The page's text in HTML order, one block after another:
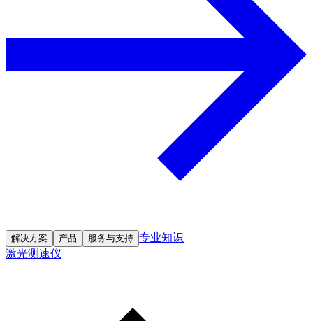
解决方案 产品 服务与支持 专业知识
激光测速仪